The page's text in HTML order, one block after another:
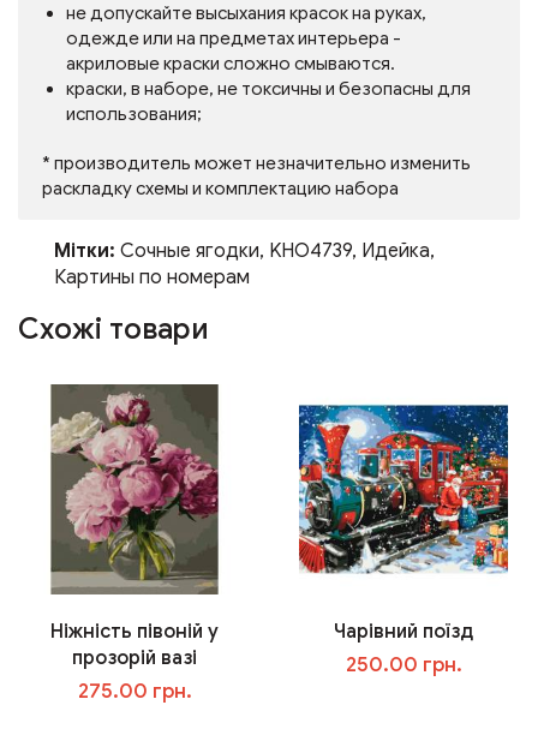
не допускайте высыхания красок на руках,
одежде или на предметах интерьера -
акриловые краски сложно смываются.
краски, в наборе, не токсичны и безопасны для
использования;
* производитель может незначительно изменить
раскладку схемы и комплектацию набора
Мітки: Сочные ягодки, KHO4739, Идейка,
Картины по номерам
Схожі товари
Ніжність півоній у
прозорій вазі
275.00 грн.
Чарівний поїзд
250.00 грн.